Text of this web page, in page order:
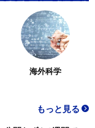
海外科学
もっと見る